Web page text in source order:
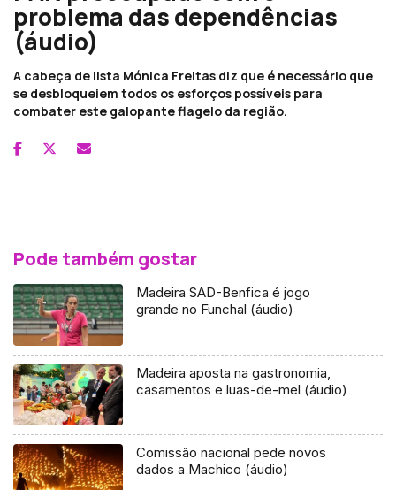
problema das dependências
(áudio)
A cabeça de lista Mónica Freitas diz que é necessário que
se desbloqueiem todos os esforços possíveis para
combater este galopante flagelo da região.
Pode também gostar
Madeira SAD-Benfica é jogo
grande no Funchal (áudio)
Madeira aposta na gastronomia,
casamentos e luas-de-mel (áudio)
Comissão nacional pede novos
dados a Machico (áudio)